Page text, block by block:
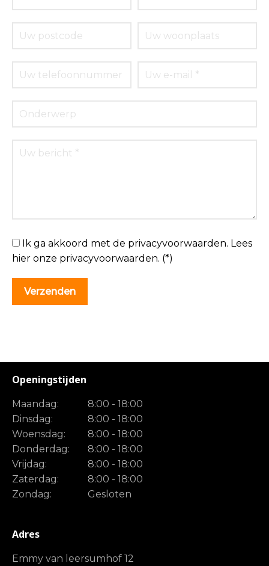
Ik ga akkoord met de privacyvoorwaarden. Lees
hier onze privacyvoorwaarden. (*)
Openingstijden
Maandag:
8:00 - 18:00
Dinsdag:
8:00 - 18:00
Woensdag:
8:00 - 18:00
Donderdag:
8:00 - 18:00
Vrijdag:
8:00 - 18:00
Zaterdag:
8:00 - 18:00
Zondag:
Gesloten
Adres
Emmy van leersumhof 12